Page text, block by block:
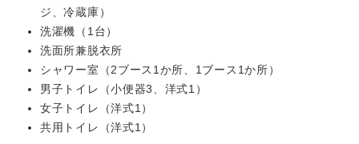
ジ、冷蔵庫）
洗濯機（1台）
洗面所兼脱衣所
シャワー室（2ブース1か所、1ブース1か所）
男子トイレ（小便器3、洋式1）
女子トイレ（洋式1）
共用トイレ（洋式1）